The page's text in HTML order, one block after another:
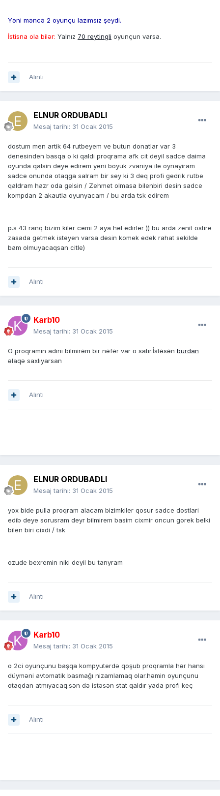
Yəni məncə 2 oyunçu lazımsız şeydi.
İstisna ola bilər: Yalnız 70 reytingli oyunçun varsa.
Alıntı
ELNUR ORDUBADLI
Mesaj tarihi: 31 Ocak 2015
dostum men artik 64 rutbeyem ve butun donatlar var 3
denesinden basqa o ki qaldi proqrama afk cit deyil sadce daima
oyunda qalsin deye edirem yeni boyuk zvaniya ile oynayiram
sadce onunda otaqga salram bir sey ki 3 deq profi gedrik rutbe
qaldram hazr oda gelsin / Zehmet olmasa bilenbiri desin sadce
kompdan 2 akautla oyunyacam / bu arda tsk edirem
p.s 43 ranq bizim kiler cemi 2 aya hel edirler )) bu arda zenit ostire
zasada getmek isteyen varsa desin komek edek rahat sekilde
bam olmuyacaqsan citle)
Alıntı
Karb10
Mesaj tarihi: 31 Ocak 2015
O proqramın adını bilmirəm bir nəfər var o satır.İstəsən burdan
əlaqə saxlıyarsan
Alıntı
ELNUR ORDUBADLI
Mesaj tarihi: 31 Ocak 2015
yox bide pulla proqram alacam bizimkiler qosur sadce dostlari
edib deye sorusram deyr bilmirem basim cixmir oncun gorek belki
bilen biri cixdi / tsk
ozude bexremin niki deyil bu tanyram
Alıntı
Karb10
Mesaj tarihi: 31 Ocak 2015
o 2ci oyunçunu başqa kompyuterdə qoşub proqramla hər hansı
düyməni avtomatik basmağı nizamlamaq olar.həmin oyunçunu
otaqdan atmıyacaq.sən də istəsən stat qaldır yada profi keç
Alıntı